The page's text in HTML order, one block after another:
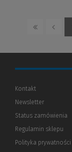
Kontakt
Newsletter
Status zamówienia
Regulamin sklepu
Polityka prywatności